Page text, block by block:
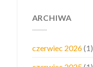
ARCHIWA
czerwiec 2026(1)